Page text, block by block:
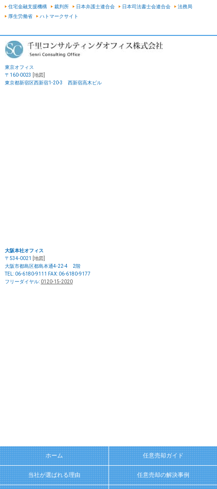
住宅金融支援機構 裁判所 日本弁護士連合会 日本司法書士会連合会
法務局
厚生労働省
ハトマークサイト
東京オフィス
〒160-0023
[地図]
東京都新宿区西新宿1-20-3 西新宿高木ビル
大阪本社オフィス
〒534-0021
[地図]
大阪市都島区都島本通4-22-4 2階
TEL: 06-6180-9111 FAX: 06-6180-9177
フリーダイヤル: 0120-15-2020
ホーム 任意売却ガイド
当社が選ばれる理由 任意売却の解決事例